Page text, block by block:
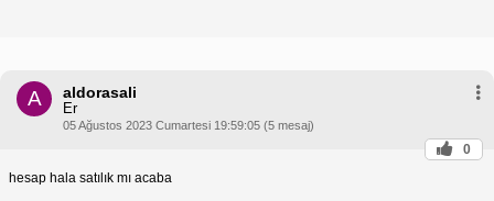
A aldorasali
Er
05 Ağustos 2023 Cumartesi 19:59:05 (5 mesaj)
0
hesap hala satılık mı acaba